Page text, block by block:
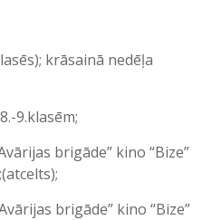
krāsainā nedēļa
9.klasēm;
brigāde” kino “Bize”
brigāde” kino “Bize”